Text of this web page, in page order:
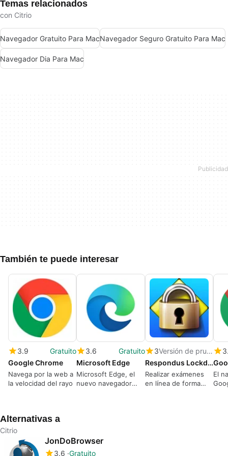
Temas relacionados
con Citrio
Navegador Gratuito Para MacNavegador Seguro Gratuito Para Mac
Navegador Dia Para Mac
También te puede interesar
3.9
Gratuito
Google Chrome
Navega por la web a
la velocidad del rayo
3.6
Gratuito
Microsoft Edge
Microsoft Edge, el
nuevo navegador
3
Versión de prueba
Respondus Lockdown Browser
Realizar exámenes
en línea de forma
El
Alternativas a
Citrio
JonDoBrowser
3.6 Gratuito